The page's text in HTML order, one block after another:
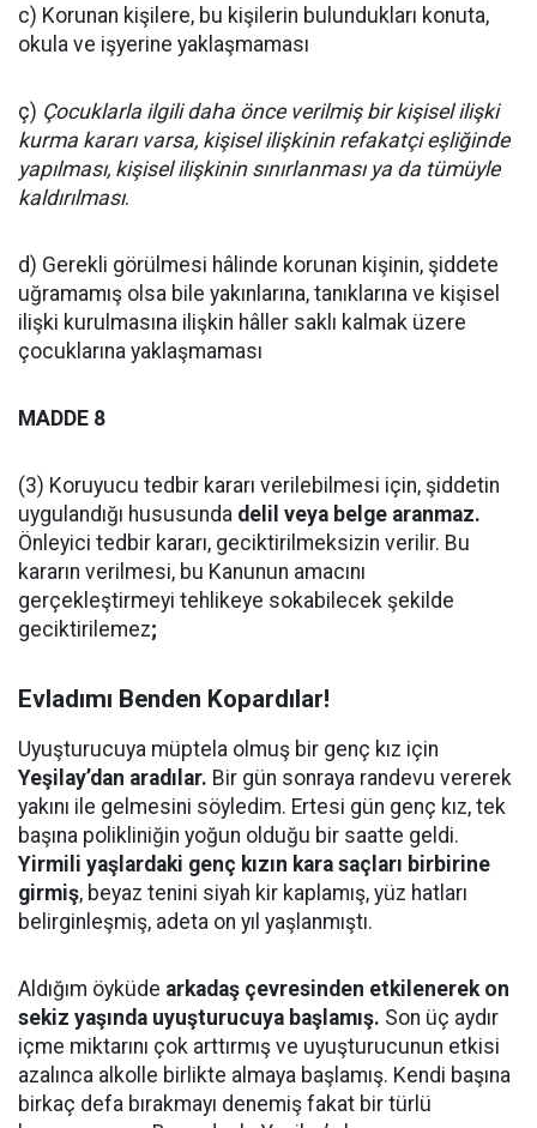
c) Korunan kişilere, bu kişilerin bulundukları konuta,
okula ve işyerine yaklaşmaması
ç) Çocuklarla ilgili daha önce verilmiş bir kişisel ilişki
kurma kararı varsa, kişisel ilişkinin refakatçi eşliğinde
yapılması, kişisel ilişkinin sınırlanması ya da tümüyle
kaldırılması.
d) Gerekli görülmesi hâlinde korunan kişinin, şiddete
uğramamış olsa bile yakınlarına, tanıklarına ve kişisel
ilişki kurulmasına ilişkin hâller saklı kalmak üzere
çocuklarına yaklaşmaması
MADDE 8
(3) Koruyucu tedbir kararı verilebilmesi için, şiddetin
uygulandığı hususunda delil veya belge aranmaz.
Önleyici tedbir kararı, geciktirilmeksizin verilir. Bu
kararın verilmesi, bu Kanunun amacını
gerçekleştirmeyi tehlikeye sokabilecek şekilde
geciktirilemez;
Evladımı Benden Kopardılar!
Uyuşturucuya müptela olmuş bir genç kız için
Yeşilay’dan aradılar. Bir gün sonraya randevu vererek
yakını ile gelmesini söyledim. Ertesi gün genç kız, tek
başına polikliniğin yoğun olduğu bir saatte geldi.
Yirmili yaşlardaki genç kızın kara saçları birbirine
girmiş, beyaz tenini siyah kir kaplamış, yüz hatları
belirginleşmiş, adeta on yıl yaşlanmıştı.
Aldığım öyküde arkadaş çevresinden etkilenerek on
sekiz yaşında uyuşturucuya başlamış. Son üç aydır
içme miktarını çok arttırmış ve uyuşturucunun etkisi
azalınca alkolle birlikte almaya başlamış. Kendi başına
birkaç defa bırakmayı denemiş fakat bir türlü